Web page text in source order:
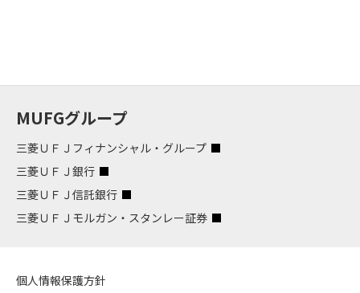
MUFGグループ
三菱ＵＦＪフィナンシャル・グループ
三菱ＵＦＪ銀行
三菱ＵＦＪ信託銀行
三菱ＵＦＪモルガン・スタンレー証券
個人情報保護方針